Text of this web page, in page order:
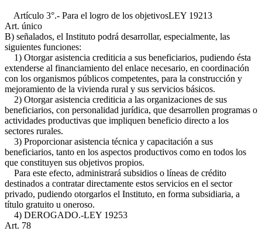
Artículo 3°.- Para el logro de los objetivosLEY 19213
Art. único
B) señalados, el Instituto podrá desarrollar, especialmente, las
siguientes funciones:
1) Otorgar asistencia crediticia a sus beneficiarios, pudiendo ésta
extenderse al financiamiento del enlace necesario, en coordinación
con los organismos públicos competentes, para la construcción y
mejoramiento de la vivienda rural y sus servicios básicos.
2) Otorgar asistencia crediticia a las organizaciones de sus
beneficiarios, con personalidad jurídica, que desarrollen programas o
actividades productivas que impliquen beneficio directo a los
sectores rurales.
3) Proporcionar asistencia técnica y capacitación a sus
beneficiarios, tanto en los aspectos productivos como en todos los
que constituyen sus objetivos propios.
Para este efecto, administrará subsidios o líneas de crédito
destinados a contratar directamente estos servicios en el sector
privado, pudiendo otorgarlos el Instituto, en forma subsidiaria, a
título gratuito u oneroso.
4) DEROGADO.-LEY 19253
Art. 78